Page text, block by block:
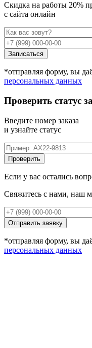
Cкидка на работы 20%
с сайта онлайн
Записаться
*отправляя форму, вы
персональных данных
Проверить статус
Введите номер заказа
и узнайте статус
Проверить
Если у вас остались
Свяжитесь с нами, наш
Отправить заявку
*отправляя форму, вы
персональных данных